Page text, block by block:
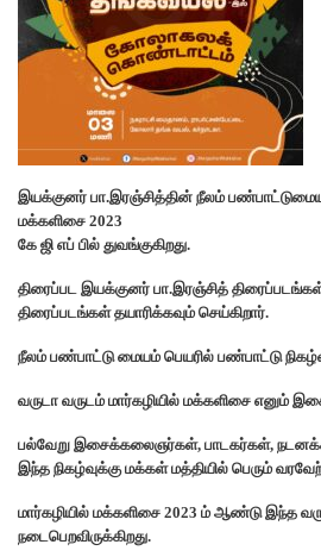
இயக்குனர் பா.இரஞ்சித்தின் நீலம்
மக்களிசை 2023
கே ஜி எப் பில் துவங்குகிறது.
திரைப்பட இயக்குனர் பா.இரஞ்சித்
திரைப்படங்கள் தயாரிக்கவும் செய்கிறார்.
நீலம் பண்பாட்டு மையம் பெயரில் பண்பாட்டு
வருடா வருடம் மார்கழியில் மக்களிசை எனும் இசை
பல்வேறு இசைக்கலைஞர்கள், பாடகர்கள்,
இந்த நிகழ்வுக்கு மக்கள் மத்தியில் பெரும்
மார்கழியில் மக்களிசை 2023 ம் ஆண்டு இந்த
நடைபெறவிருக்கிறது.